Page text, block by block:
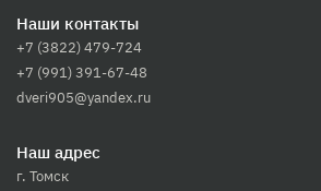
Наши контакты
+7 (3822) 479-724
+7 (991) 391-67-48
dveri905@yandex.ru
Наш адрес
г. Томск